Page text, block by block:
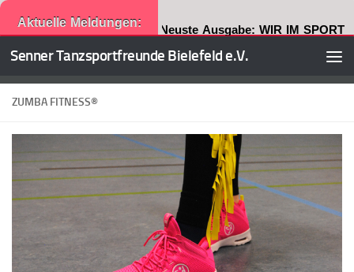
Aktuelle Meldungen: Neuste Ausgabe: WIR IM SPORT
Zum Inhalt springen
Senner Tanzsportfreunde Bielefeld e.V.
ZUMBA FITNESS®